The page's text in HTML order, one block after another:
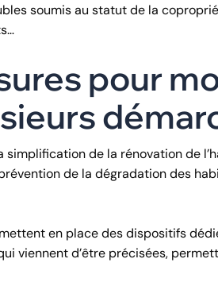
soumis au statut de la
pour
simplification de la rénovation de
de la dégradation des
en place des dispositifs
viennent d’être précisées,